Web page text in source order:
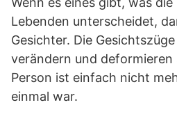
Lebenden unterscheidet,
Gesichter. Die
verändern und deformieren
Person ist einfach nicht
einmal war.